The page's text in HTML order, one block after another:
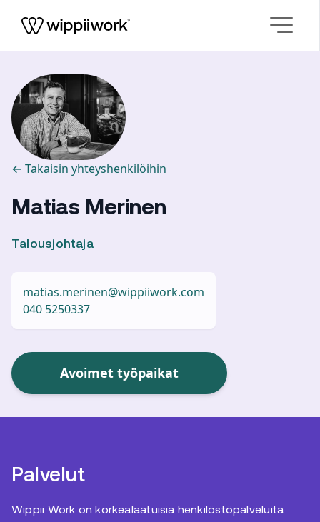
← Takaisin yhteyshenkilöihin
Matias Merinen
Talousjohtaja
matias.merinen@wippiiwork.com
040 5250337
Avoimet työpaikat
Palvelut
Wippii Work on korkealaatuisia henkilöstöpalveluita